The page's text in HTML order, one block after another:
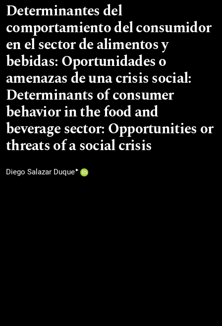
Determinantes del
comportamiento del consumidor
en el sector de alimentos y
bebidas: Oportunidades o
amenazas de una crisis social:
Determinants of consumer
behavior in the food and
beverage sector: Opportunities or
threats of a social crisis
Diego Salazar Duque▸